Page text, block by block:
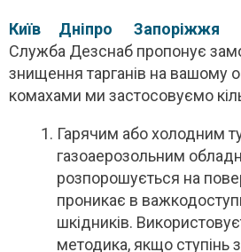
Київ Дніпро
Запоріжжя
Служба Дезснаб пропонує
знищення тарганів на вашому
комахами ми застосовуємо
Гарячим або холодним
газоаерозольним
розпорошується на
проникає в
шкідників.
методика, якщо ступінь